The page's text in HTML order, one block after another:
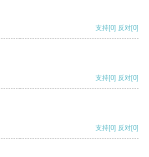
支持[0] 反对[0]
支持[0] 反对[0]
支持[0] 反对[0]